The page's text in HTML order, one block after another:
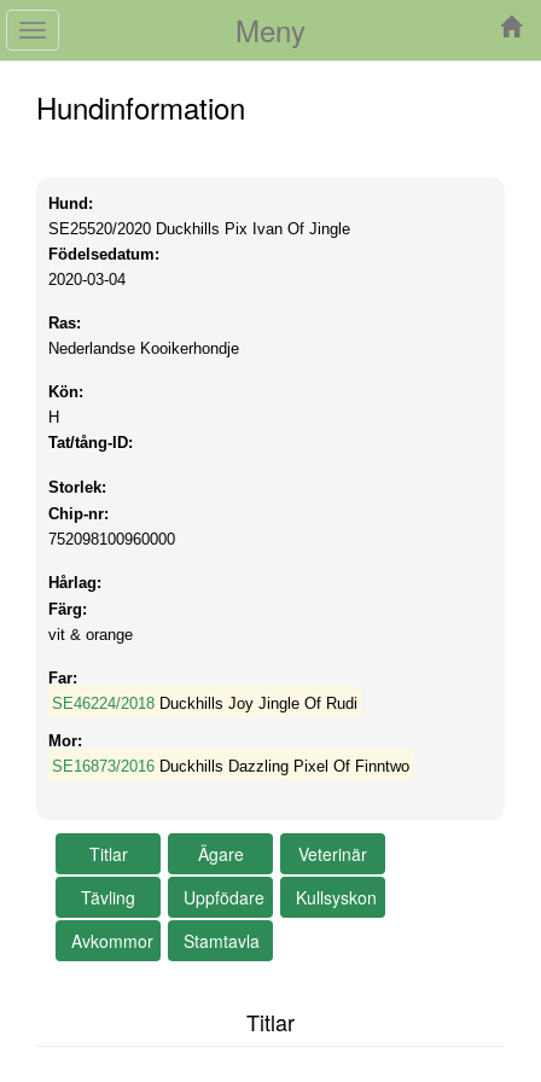
Meny
Toggle
navigation
Hundinformation
Hund:
SE25520/2020 Duckhills Pix Ivan Of Jingle
Födelsedatum:
2020-03-04
Ras:
Nederlandse Kooikerhondje
Kön:
H
Tat/tång-ID:
Storlek:
Chip-nr:
752098100960000
Hårlag:
Färg:
vit & orange
Far:
SE46224/2018 Duckhills Joy Jingle Of Rudi
Mor:
SE16873/2016 Duckhills Dazzling Pixel Of Finntwo
Titlar